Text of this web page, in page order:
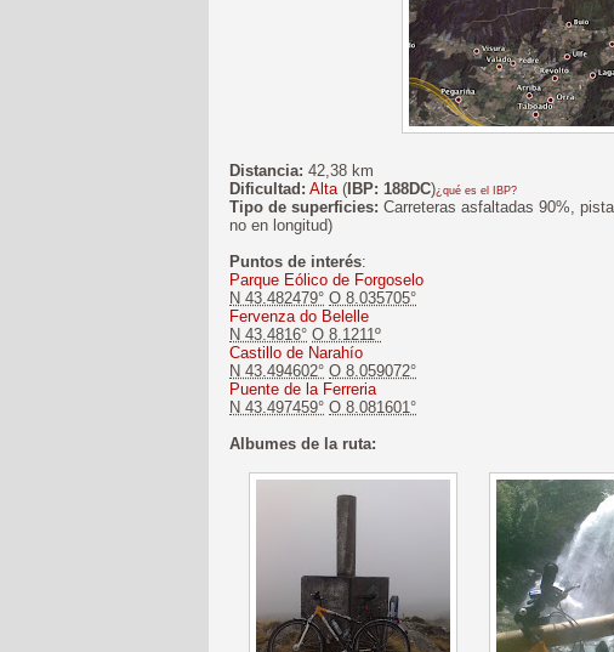
Distancia: 42,38 km
Dificultad: Alta( IBP: 188DC)¿qué es el IBP?
Tipo de superficies: Carreteras asfaltadas 90%,
no en longitud)
Puntos de interés:
Parque Eólico de Forgoselo
N 43.482479° O 8.035705°
Fervenza do Belelle
N 43.4816° O 8.1211º
Castillo de Narahío
N 43.494602° O 8.059072°
Puente de la Ferreria
N 43.497459° O 8.081601°
Albumes de la ruta: